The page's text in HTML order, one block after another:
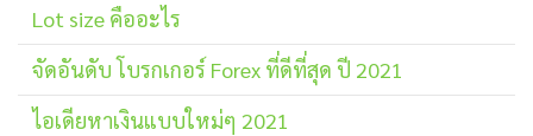
Lot size คืออะไร
จัดอันดับ โบรกเกอร์ Forex ที่ดีที่สุด ปี 2021
ไอเดียหาเงินแบบใหม่ๆ 2021